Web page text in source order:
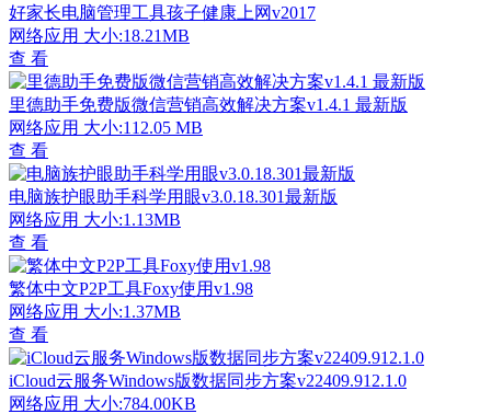
好家长电脑管理工具孩子健康上网v2017
网络应用 大小:18.21MB
查 看
里德助手免费版微信营销高效解决方案v1.4.1 最新版
网络应用 大小:112.05 MB
查 看
电脑族护眼助手科学用眼v3.0.18.301最新版
网络应用 大小:1.13MB
查 看
繁体中文P2P工具Foxy使用v1.98
网络应用 大小:1.37MB
查 看
iCloud云服务Windows版数据同步方案v22409.912.1.0
网络应用 大小:784.00KB